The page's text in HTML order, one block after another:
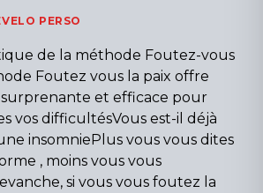
PERSO
de la méthode Foutez-vous
Foutez vous la paix offre
et efficace pour
vos difficultésVous est-il déjà
insomniePlus vous vous dites
, moins vous vous
si vous vous foutez la